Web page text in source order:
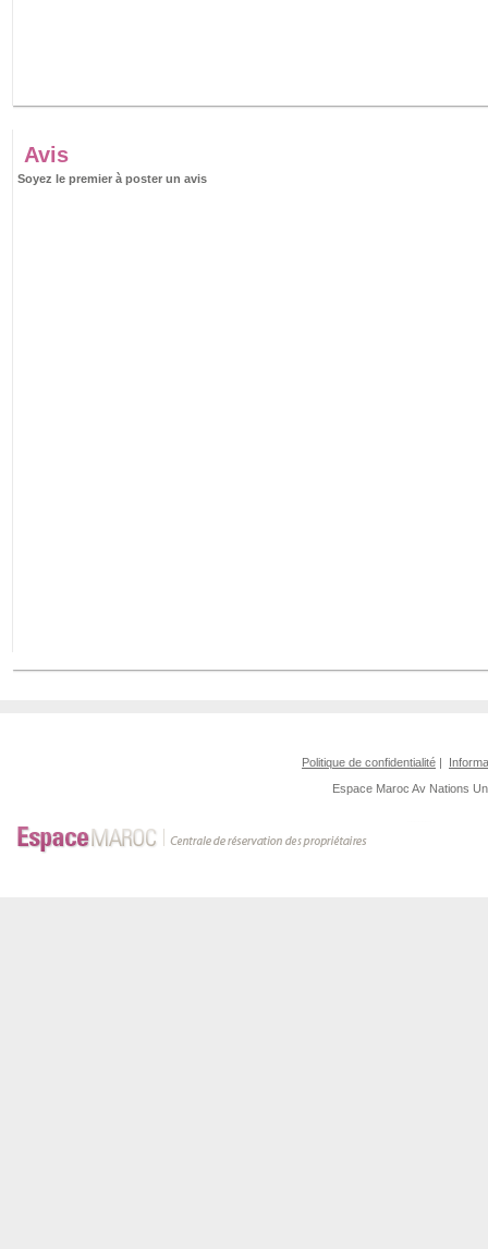
Avis
Soyez le premier à poster un avis
Politique de confidentialité |
Espace Maroc Av Nations